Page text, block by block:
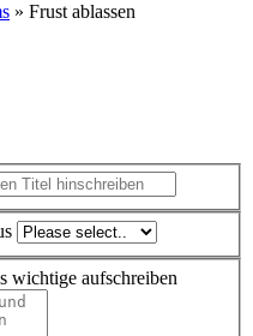
» Frust ablassen
wichtige aufschreiben